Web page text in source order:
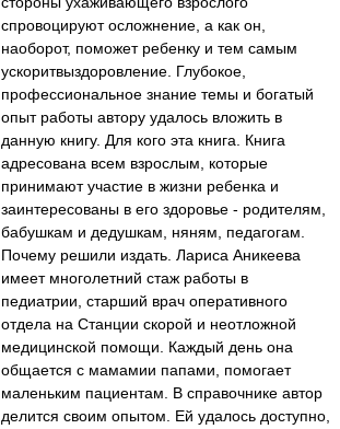
спровоцируют осложнение, а как он,
наоборот, поможет ребенку и тем самым
ускоритвыздоровление. Глубокое,
профессиональное знание темы и богатый
опыт работы автору удалось вложить в
данную книгу. Для кого эта книга. Книга
адресована всем взрослым, которые
принимают участие в жизни ребенка и
заинтересованы в его здоровье - родителям,
бабушкам и дедушкам, няням, педагогам.
Почему решили издать. Лариса Аникеева
имеет многолетний стаж работы в
педиатрии, старший врач оперативного
отдела на Станции скорой и неотложной
медицинской помощи. Каждый день она
общается с мамамии папами, помогает
маленьким пациентам. В справочнике автор
делится своим опытом. Ей удалось доступно,